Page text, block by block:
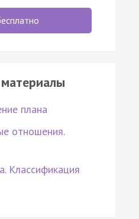
плана
отношения.
Классификация